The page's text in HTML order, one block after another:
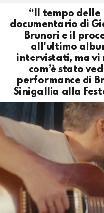
“Il tempo delle
documentario di
Brunori e il
all'ultimo
intervistati, ma vi
com’è stato
performance di
Sinigallia alla